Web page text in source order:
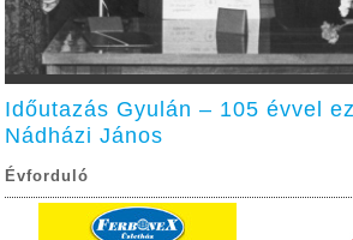
Időutazás Gyulán – 105 évvel
Nádházi János
Évforduló